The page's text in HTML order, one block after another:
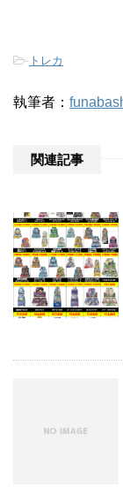
- トレカ
執筆者：
関連記事